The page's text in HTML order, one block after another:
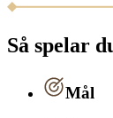
Så spelar
Mål